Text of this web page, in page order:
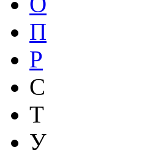
П
Р
С
Т
У